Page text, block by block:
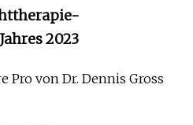
2023
Pro von Dr. Dennis Gross